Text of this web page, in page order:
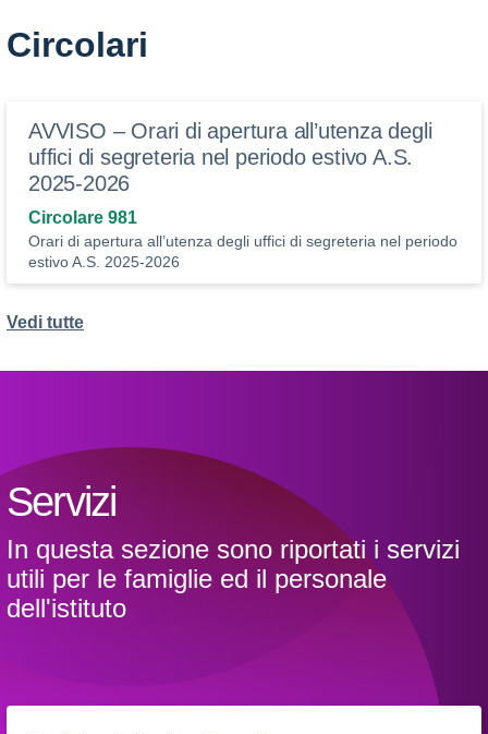
Circolari
AVVISO – Orari di apertura all’utenza degli
uffici di segreteria nel periodo estivo A.S.
2025-2026
Circolare 981
Orari di apertura all’utenza degli uffici di segreteria nel periodo
estivo A.S. 2025-2026
Vedi tutte
Servizi
In questa sezione sono riportati i servizi
utili per le famiglie ed il personale
dell'istituto